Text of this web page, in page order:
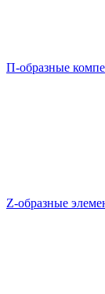
П-образные
Z-образные